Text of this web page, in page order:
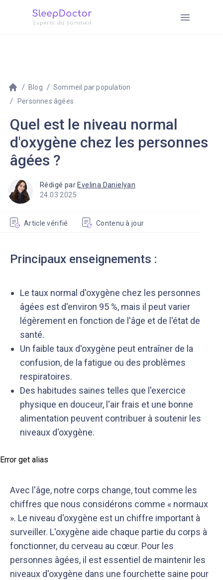
Blog
Sommeil par population
Personnes âgées
Quel est le niveau normal
d'oxygène chez les personnes
âgées ?
Rédigé par Evelina Danielyan
Article vérifié Contenu à jour
24.03.2025
Principaux enseignements :
Le taux normal d'oxygène chez les personnes
âgées est d'environ 95 %, mais il peut varier
légèrement en fonction de l'âge et de l'état de
santé.
Un faible taux d'oxygène peut entraîner de la
confusion, de la fatigue ou des problèmes
respiratoires.
Des habitudes saines telles que l'exercice
physique en douceur, l'air frais et une bonne
alimentation peuvent contribuer à soutenir les
niveaux d'oxygène.
Error get alias
Avec l'âge, notre corps change, tout comme les
chiffres que nous considérons comme « normaux
». Le niveau d'oxygène est un chiffre important à
surveiller. L'oxygène aide chaque partie du corps à
fonctionner, du cerveau au cœur. Pour les
personnes âgées, il est essentiel de maintenir les
niveaux d'oxygène dans une fourchette saine pour